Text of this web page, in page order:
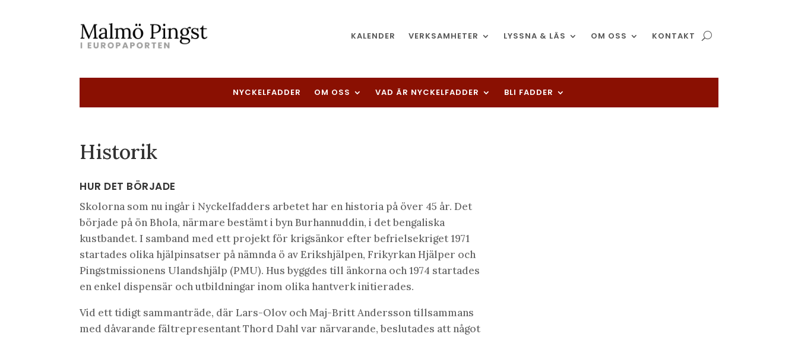
KALENDER VERKSAMHETER LYSSNA & LÄS OM OSS KONTAKT
NYCKELFADDER OM OSS VAD ÄR NYCKELFADDER BLI FADDER
Historik
HUR DET BÖRJADE
Skolorna som nu ingår i Nyckelfadders arbetet har en historia på över 45 år. Det
började på ön Bhola, närmare bestämt i byn Burhannuddin, i det bengaliska
kustbandet. I samband med ett projekt för krigsänkor efter befrielsekriget 1971
startades olika hjälpinsatser på nämnda ö av Erikshjälpen, Frikyrkan Hjälper och
Pingstmissionens Ulandshjälp (PMU). Hus byggdes till änkorna och 1974 startades
en enkel dispensär och utbildningar inom olika hantverk initierades.
Vid ett tidigt sammanträde, där Lars-Olov och Maj-Britt Andersson tillsammans
med dåvarande fältrepresentant Thord Dahl var närvarande, beslutades att något